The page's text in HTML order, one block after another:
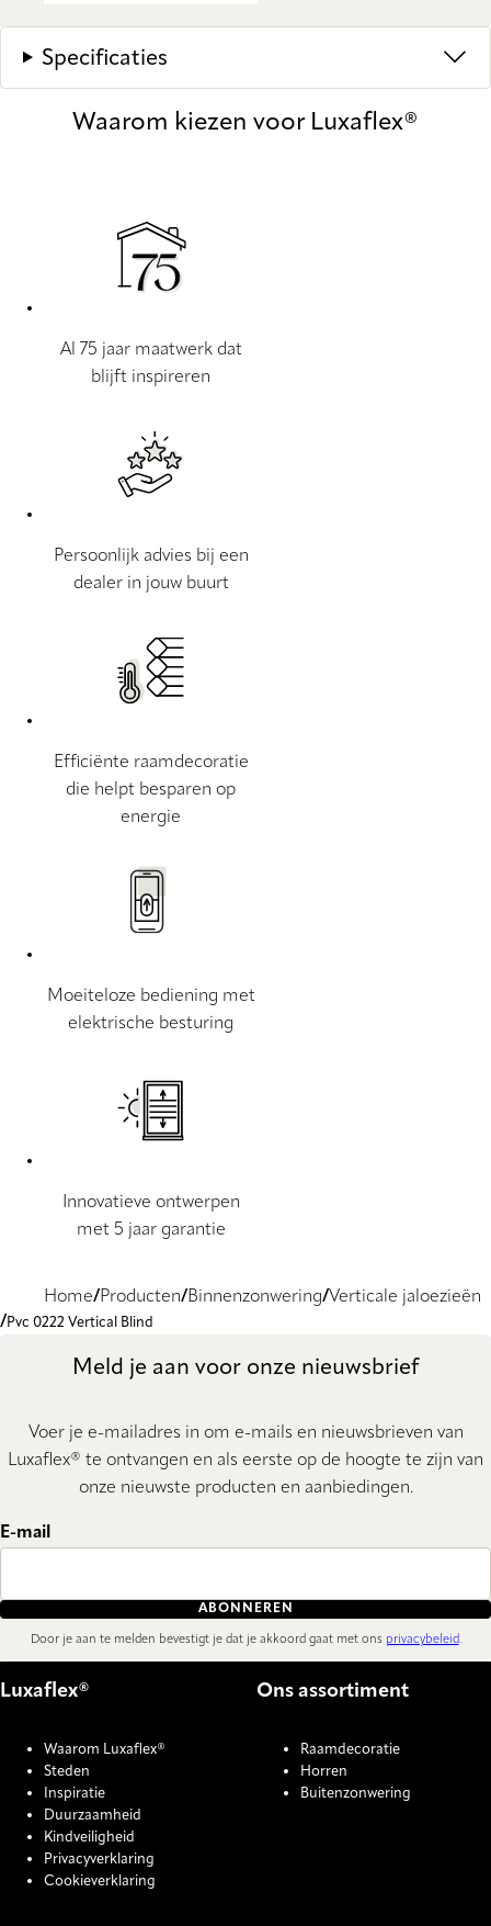
Specificaties
Waarom kiezen voor Luxaflex®
Al 75 jaar maatwerk dat
blijft inspireren
Persoonlijk advies bij een
dealer in jouw buurt
Efficiënte raamdecoratie
die helpt besparen op
energie
Moeiteloze bediening met
elektrische besturing
Innovatieve ontwerpen
met 5 jaar garantie
Home Producten Binnenzonwering Verticale jaloezieën
Pvc 0222 Vertical Blind
Meld je aan voor onze nieuwsbrief
Voer je e-mailadres in om e-mails en nieuwsbrieven van
Luxaflex® te ontvangen en als eerste op de hoogte te zijn van
onze nieuwste producten en aanbiedingen.
E-mail
ABONNEREN
Door je aan te melden bevestigt je dat je akkoord gaat met ons privacybeleid.
Luxaflex®
Waarom Luxaflex®
Steden
Inspiratie
Duurzaamheid
Kindveiligheid
Privacyverklaring
Cookieverklaring
Ons assortiment
Raamdecoratie
Horren
Buitenzonwering